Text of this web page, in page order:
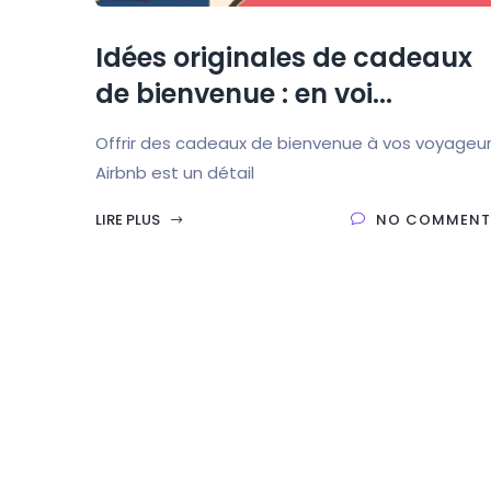
Idées originales de cadeaux
de bienvenue : en voi...
Offrir des cadeaux de bienvenue à vos
Airbnb est un détail
LIRE PLUS NO